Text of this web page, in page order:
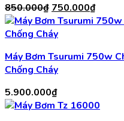
850.000₫ Giá
gốc
là:
750.000₫Giá
hiện
Máy Bơm Tsurumi 750w
Chống Cháy
5.900.000₫